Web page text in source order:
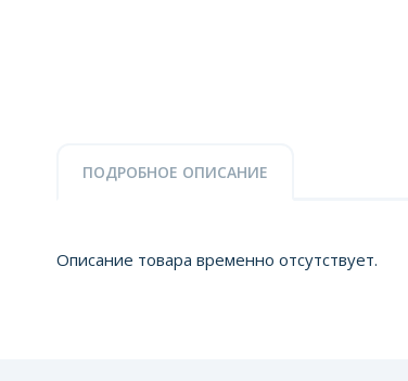
ПОДРОБНОЕ ОПИСАНИЕ
Описание товара временно отсутствует.